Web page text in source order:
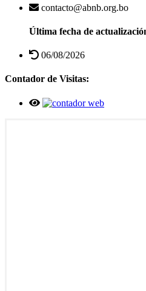
contacto@abnb.org.bo
Última fecha de
06/08/2026
Contador de Visitas: